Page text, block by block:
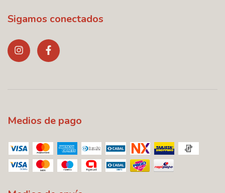
Sigamos conectados
Medios de pago